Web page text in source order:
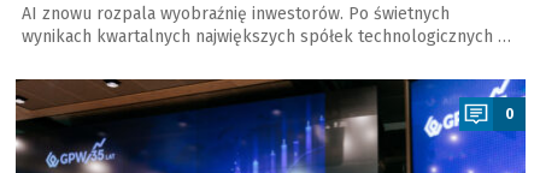
AI znowu rozpala wyobraźnię inwestorów. Po świetnych
wynikach kwartalnych największych spółek technologicznych …
a
0